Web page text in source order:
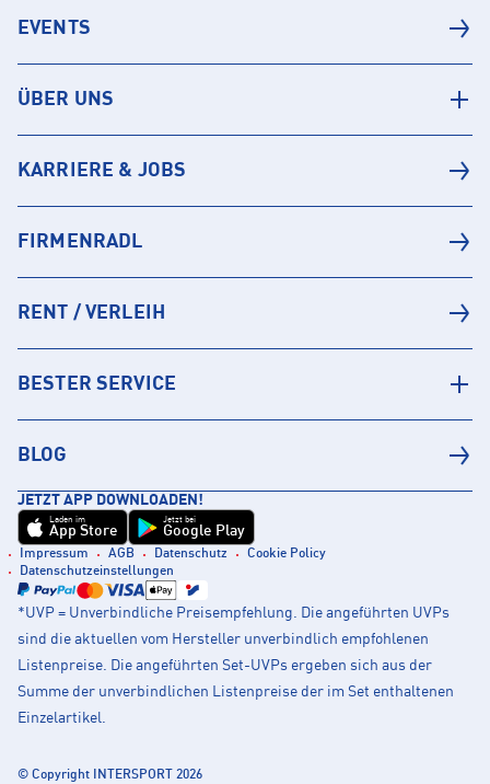
EVENTS
ÜBER UNS
KARRIERE & JOBS
FIRMENRADL
RENT / VERLEIH
BESTER SERVICE
BLOG
JETZT APP DOWNLOADEN!
Laden im
App Store
Jetzt bei
Google Play
Impressum AGB Datenschutz
Cookie Policy
Datenschutzeinstellungen
*UVP = Unverbindliche Preisempfehlung. Die angeführten UVPs
sind die aktuellen vom Hersteller unverbindlich empfohlenen
Listenpreise. Die angeführten Set-UVPs ergeben sich aus der
Summe der unverbindlichen Listenpreise der im Set enthaltenen
Einzelartikel.
© Copyright INTERSPORT 2026